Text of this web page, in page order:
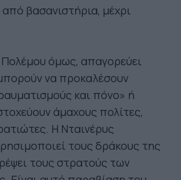
βασανιστήρια, μέχρι
Πολέμου όμως, απαγορεύει
να προκαλέσουν
και πόνο» ή
άμαχους πολίτες,
Η Νταινέρυς
τους δράκους της
τους στρατούς των